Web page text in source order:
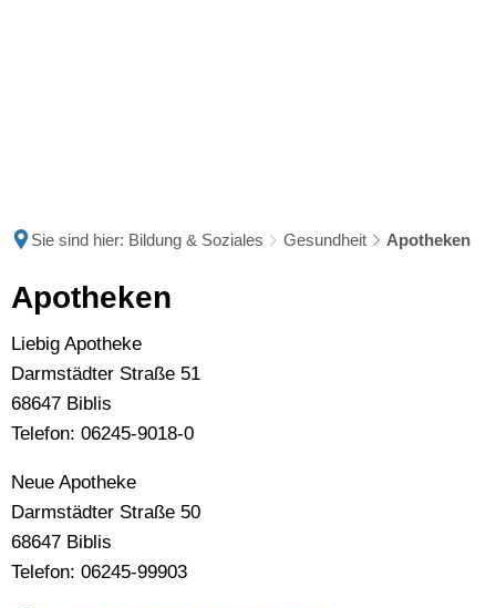
Sie sind hier: Bildung & Soziales Gesundheit Apotheken
Apotheken
Apotheken
Liebig Apotheke
Darmstädter Straße 51
68647 Biblis
Telefon: 06245-9018-0
Neue Apotheke
Darmstädter Straße 50
68647 Biblis
Telefon: 06245-99903